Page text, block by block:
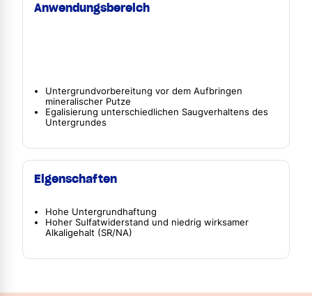
Anwendungsbereich
Untergrundvorbereitung vor dem Aufbringen
mineralischer Putze
Egalisierung unterschiedlichen Saugverhaltens des
Untergrundes
Eigenschaften
Hohe Untergrundhaftung
Hoher Sulfatwiderstand und niedrig wirksamer
Alkaligehalt (SR/NA)